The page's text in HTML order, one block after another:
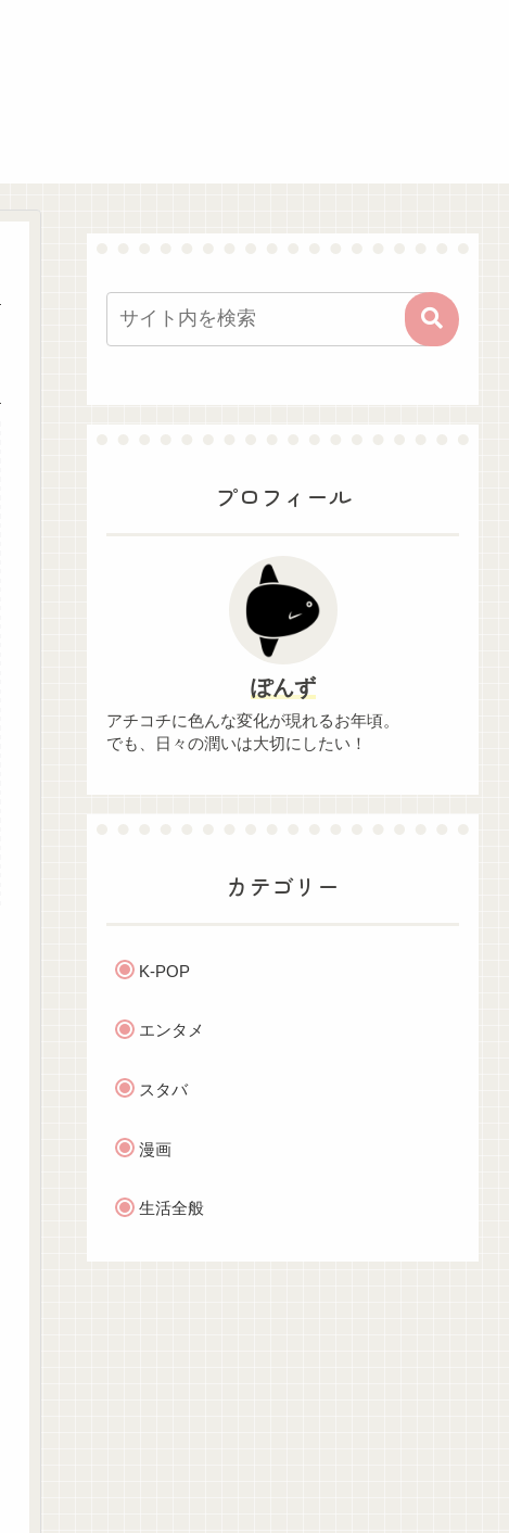
プロフィール
ぽんず
アチコチに色んな変化が現れるお年頃。
でも、日々の潤いは大切にしたい！
カテゴリー
K-POP
エンタメ
スタバ
漫画
生活全般